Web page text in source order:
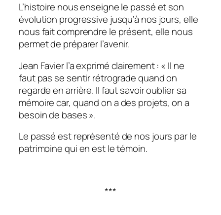
L’histoire nous enseigne le passé et son
évolution progressive jusqu’à nos jours, elle
nous fait comprendre le présent, elle nous
permet de préparer l’avenir.
Jean Favier l’a exprimé clairement : « Il ne
faut pas se sentir rétrograde quand on
regarde en arrière. Il faut savoir oublier sa
mémoire car, quand on a des projets, on a
besoin de bases ».
Le passé est représenté de nos jours par le
patrimoine qui en est le témoin.
***